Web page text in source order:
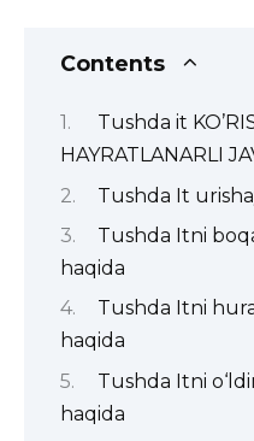
Contents
Tushda it
HAYRATLANARLI
Tushda It
Tushda Itni
haqida
Tushda Itni
haqida
Tushda Itni
haqida